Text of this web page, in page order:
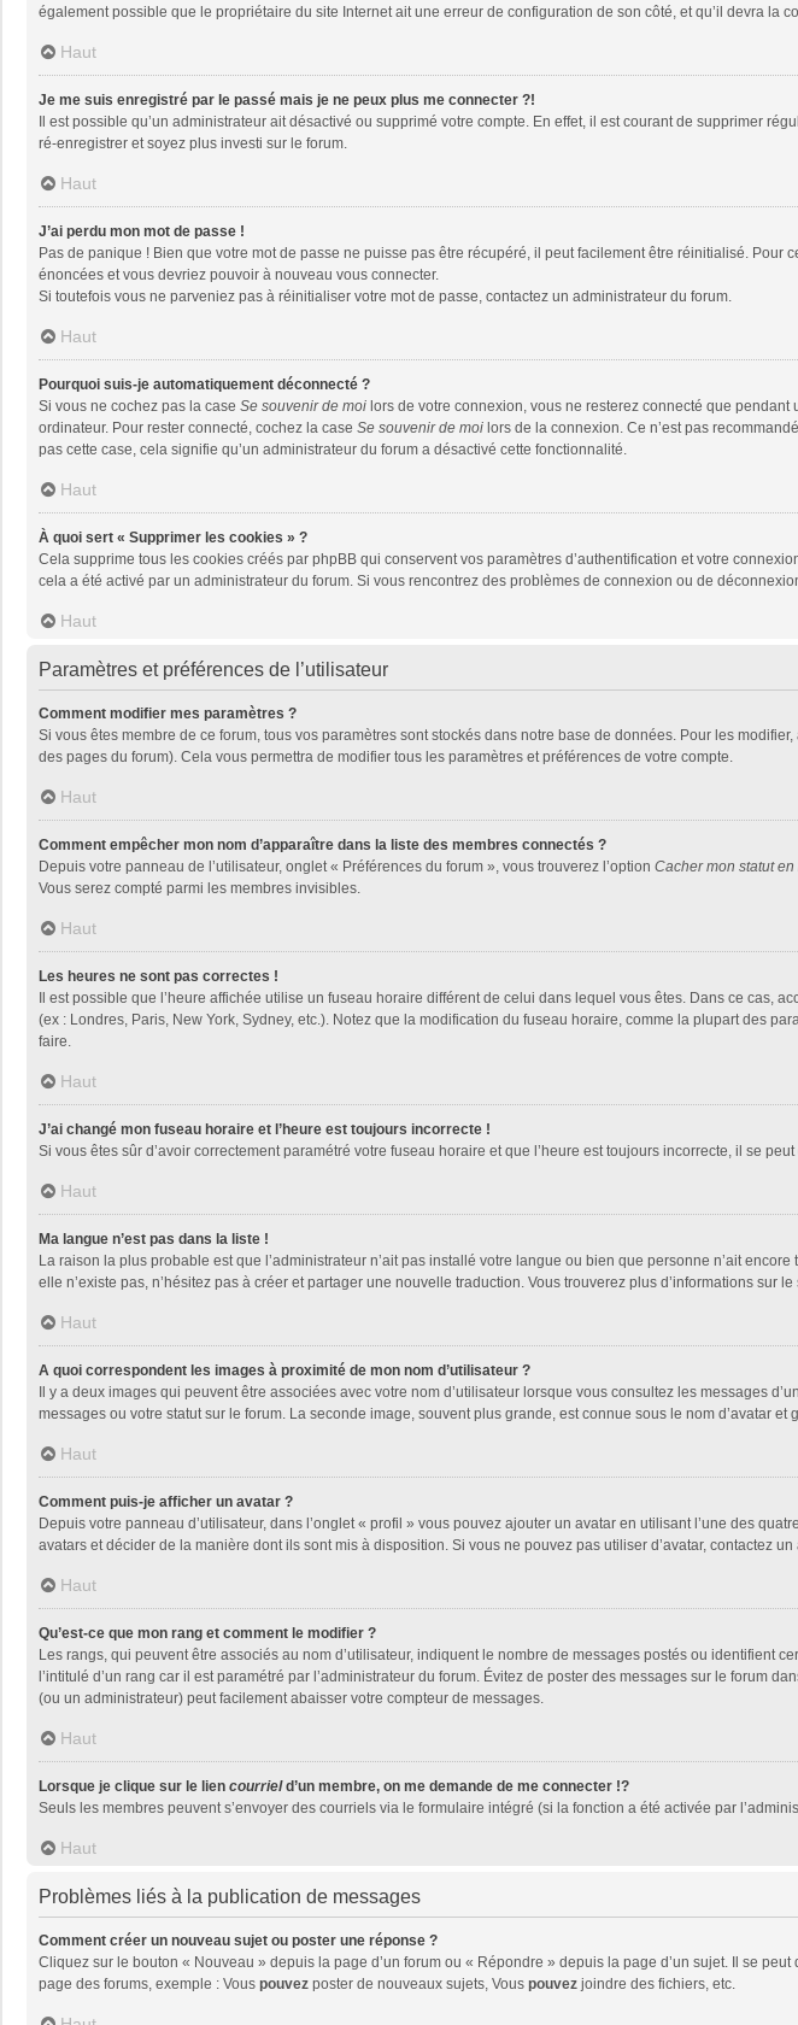
également possible que le propriétaire du site Internet ait une erreur de configuration de son côté, et qu’il devra la
Haut
Je me suis enregistré par le passé mais je ne peux plus me connecter ?!
Il est possible qu’un administrateur ait désactivé ou supprimé votre compte. En effet, il est courant de supprimer
ré-enregistrer et soyez plus investi sur le forum.
Haut
J’ai perdu mon mot de passe !
Pas de panique ! Bien que votre mot de passe ne puisse pas être récupéré, il peut facilement être réinitialisé. Pour
énoncées et vous devriez pouvoir à nouveau vous connecter.
Si toutefois vous ne parveniez pas à réinitialiser votre mot de passe, contactez un administrateur du forum.
Haut
Pourquoi suis-je automatiquement déconnecté ?
Si vous ne cochez pas la case Se souvenir de moi lors de votre connexion, vous ne resterez connecté que
ordinateur. Pour rester connecté, cochez la case Se souvenir de moi lors de la connexion. Ce n’est pas
pas cette case, cela signifie qu’un administrateur du forum a désactivé cette fonctionnalité.
Haut
À quoi sert « Supprimer les cookies » ?
Cela supprime tous les cookies créés par phpBB qui conservent vos paramètres d’authentification et votre
cela a été activé par un administrateur du forum. Si vous rencontrez des problèmes de connexion ou de
Haut
Paramètres et préférences de l’utilisateur
Comment modifier mes paramètres ?
Si vous êtes membre de ce forum, tous vos paramètres sont stockés dans notre base de données. Pour les modifier,
des pages du forum). Cela vous permettra de modifier tous les paramètres et préférences de votre compte.
Haut
Comment empêcher mon nom d’apparaître dans la liste des membres connectés ?
Depuis votre panneau de l’utilisateur, onglet « Préférences du forum », vous trouverez l’option Cacher mon statut
Vous serez compté parmi les membres invisibles.
Haut
Les heures ne sont pas correctes !
Il est possible que l’heure affichée utilise un fuseau horaire différent de celui dans lequel vous êtes. Dans ce cas,
(ex : Londres, Paris, New York, Sydney, etc.). Notez que la modification du fuseau horaire, comme la plupart des
faire.
Haut
J’ai changé mon fuseau horaire et l’heure est toujours incorrecte !
Si vous êtes sûr d’avoir correctement paramétré votre fuseau horaire et que l’heure est toujours incorrecte, il se
Haut
Ma langue n’est pas dans la liste !
La raison la plus probable est que l’administrateur n’ait pas installé votre langue ou bien que personne n’ait
elle n’existe pas, n’hésitez pas à créer et partager une nouvelle traduction. Vous trouverez plus d’informations sur le
Haut
A quoi correspondent les images à proximité de mon nom d’utilisateur ?
Il y a deux images qui peuvent être associées avec votre nom d’utilisateur lorsque vous consultez les messages
messages ou votre statut sur le forum. La seconde image, souvent plus grande, est connue sous le nom d’avatar
Haut
Comment puis-je afficher un avatar ?
Depuis votre panneau d’utilisateur, dans l’onglet « profil » vous pouvez ajouter un avatar en utilisant l’une des
avatars et décider de la manière dont ils sont mis à disposition. Si vous ne pouvez pas utiliser d’avatar, contactez
Haut
Qu’est-ce que mon rang et comment le modifier ?
Les rangs, qui peuvent être associés au nom d’utilisateur, indiquent le nombre de messages postés ou identifient
l’intitulé d’un rang car il est paramétré par l’administrateur du forum. Évitez de poster des messages sur le forum
(ou un administrateur) peut facilement abaisser votre compteur de messages.
Haut
Lorsque je clique sur le lien courrield’un membre, on me demande de me connecter !?
Seuls les membres peuvent s’envoyer des courriels via le formulaire intégré (si la fonction a été activée par
Haut
Problèmes liés à la publication de messages
Comment créer un nouveau sujet ou poster une réponse ?
Cliquez sur le bouton « Nouveau » depuis la page d’un forum ou « Répondre » depuis la page d’un sujet. Il se
page des forums, exemple : Vous pouvez poster de nouveaux sujets, Vous pouvez joindre des fichiers, etc.